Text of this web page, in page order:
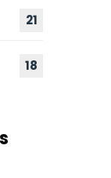
21
18